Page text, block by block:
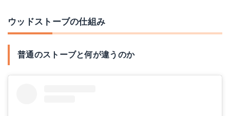
ウッドストーブの仕組み
普通のストーブと何が違うのか